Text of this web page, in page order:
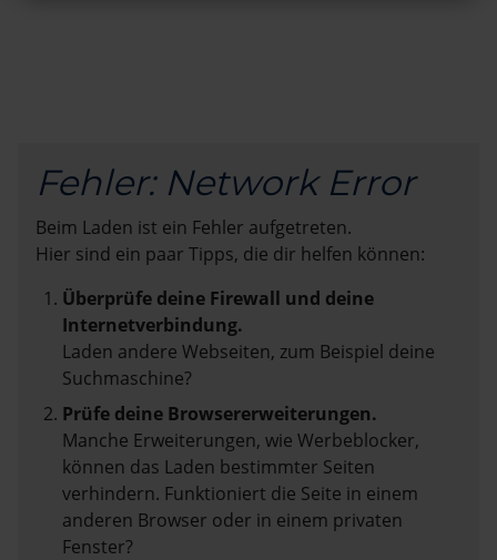
Fehler: Network Error
Beim Laden ist ein Fehler aufgetreten.
Hier sind ein paar Tipps, die dir helfen können:
Überprüfe deine Firewall und deine
Internetverbindung.
Laden andere Webseiten, zum Beispiel deine
Suchmaschine?
Prüfe deine Browsererweiterungen.
Manche Erweiterungen, wie Werbeblocker,
können das Laden bestimmter Seiten
verhindern. Funktioniert die Seite in einem
anderen Browser oder in einem privaten
Fenster?